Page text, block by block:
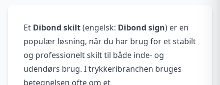
Et Dibond skilt(engelsk: Dibond sign) er en
populær løsning, når du har brug for et stabilt
og professionelt skilt til både inde- og
udendørs brug. I trykkeribranchen bruges
betegnelsen ofte om et